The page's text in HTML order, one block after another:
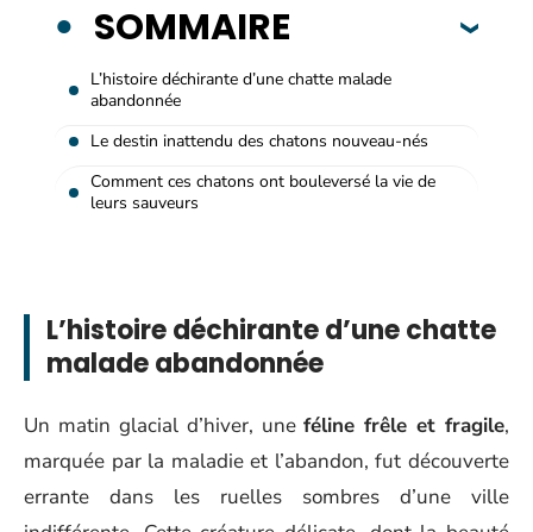
SOMMAIRE
L’histoire déchirante d’une chatte malade
abandonnée
Le destin inattendu des chatons nouveau-nés
Comment ces chatons ont bouleversé la vie de
leurs sauveurs
L’histoire déchirante d’une chatte
malade abandonnée
Un matin glacial d’hiver, uneféline frêle et fragile,
marquée par la maladie et l’abandon, fut découverte
errante dans les ruelles sombres d’une ville